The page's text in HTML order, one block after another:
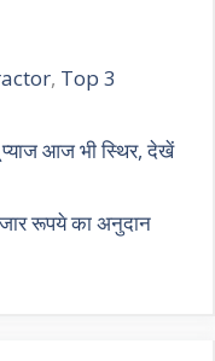
, Top 3
आज भी स्थिर, देखें
रूपये का अनुदान